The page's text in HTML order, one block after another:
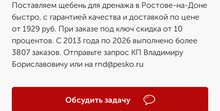
Поставляем щебень для дренажа в Ростове-на-Доне
быстро, с гарантией качества и доставкой по цене
от 1929 руб. При заказе под ключ скидка от 10
процентов. С 2013 года по 2026 выполнено более
3807 заказов. Отправьте запрос КП Владимиру
Бориславовичу или на rnd@pesko.ru
Обсудить задачу